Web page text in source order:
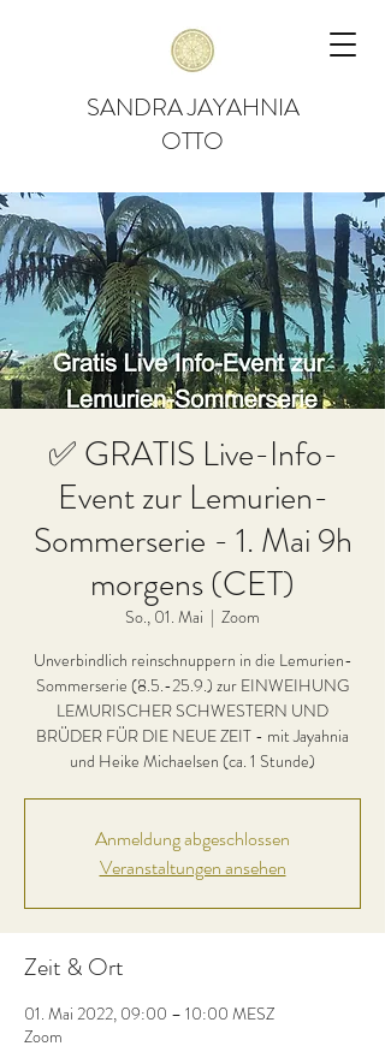
SANDRA JAYAHNIA
OTTO
✅ GRATIS Live-Info-
Event zur Lemurien-
Sommerserie - 1. Mai 9h
morgens (CET)
So., 01. Mai
  |
Zoom
Unverbindlich reinschnuppern in die Lemurien-
Sommerserie (8.5.-25.9.) zur EINWEIHUNG
LEMURISCHER SCHWESTERN UND
BRÜDER FÜR DIE NEUE ZEIT - mit Jayahnia
und Heike Michaelsen (ca. 1 Stunde)
Anmeldung abgeschlossen
Veranstaltungen ansehen
Zeit & Ort
01. Mai 2022, 09:00 – 10:00 MESZ
Zoom